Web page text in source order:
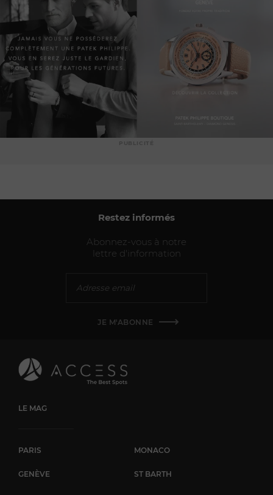
Restez informés
Abonnez-vous à notre
lettre d'information
JE M'ABONNE
LE MAG
PARIS MONACO
GENÈVE ST BARTH